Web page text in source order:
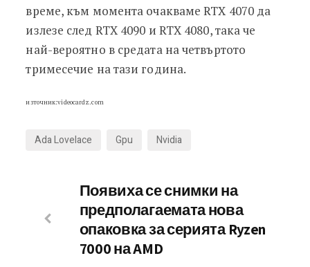
време, към момента очакваме RTX 4070 да
излезе след RTX 4090 и RTX 4080, така че
най-вероятно в средата на четвъртото
тримесечие на тази година.
източник:videocardz.com
Ada Lovelace Gpu Nvidia
Появиха се снимки на
предполагаемата нова
опаковка за серията Ryzen
7000 на AMD